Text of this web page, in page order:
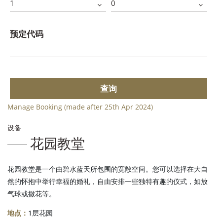
预定代码
查询
Manage Booking (made after 25th Apr 2024)
设备
花园教堂
花园教堂是一个由碧水蓝天所包围的宽敞空间。您可以选择在大自
然的怀抱中举行幸福的婚礼，自由安排一些独特有趣的仪式，如放
气球或撒花等。
地点： 1层花园